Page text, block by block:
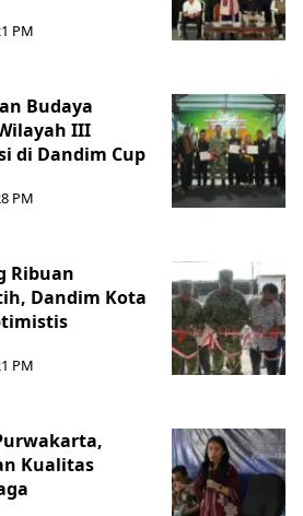
PM
Budaya
III
di Dandim Cup
PM
Ribuan
Dandim Kota
PM
Kualitas